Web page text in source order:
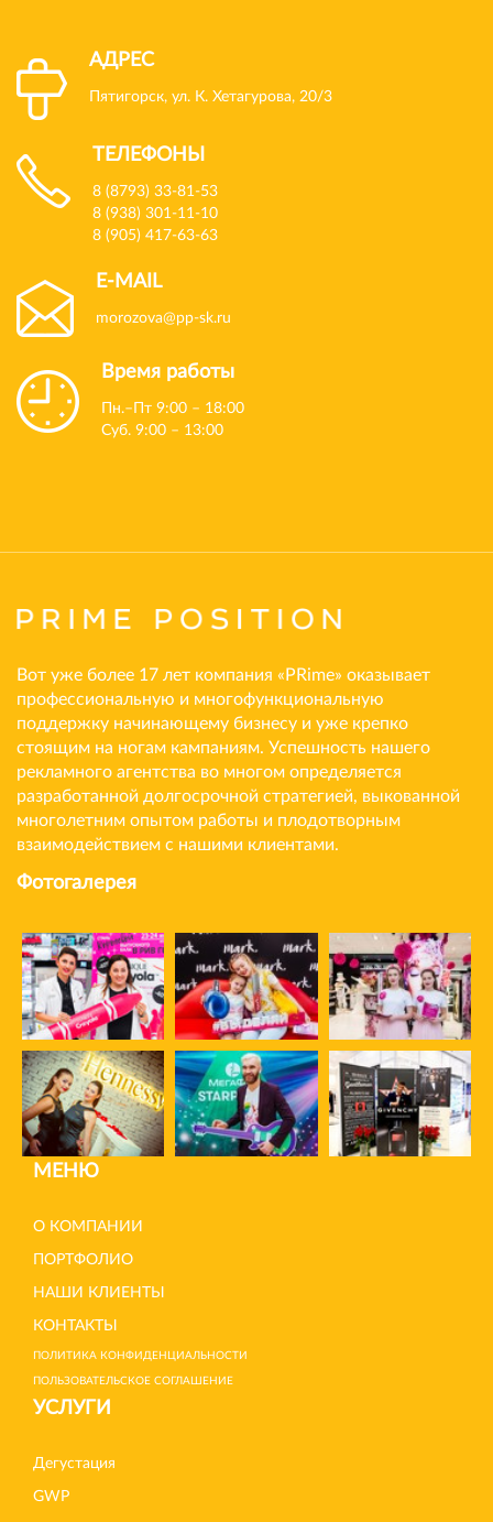
АДРЕС
Пятигорск, ул. К. Хетагурова, 20/3
ТЕЛЕФОНЫ
8 (8793) 33-81-53
8 (938) 301-11-10
8 (905) 417-63-63
E-MAIL
morozova@pp-sk.ru
Время работы
Пн.–Пт 9:00 – 18:00
Суб. 9:00 – 13:00
Вот уже более 17 лет компания «PRime» оказывает
профессиональную и многофункциональную
поддержку начинающему бизнесу и уже крепко
стоящим на ногам кампаниям. Успешность нашего
рекламного агентства во многом определяется
разработанной долгосрочной стратегией, выкованной
многолетним опытом работы и плодотворным
взаимодействием с нашими клиентами.
Фотогалерея
МЕНЮ
О КОМПАНИИ
ПОРТФОЛИО
НАШИ КЛИЕНТЫ
КОНТАКТЫ
ПОЛИТИКА КОНФИДЕНЦИАЛЬНОСТИ
ПОЛЬЗОВАТЕЛЬСКОЕ СОГЛАШЕНИЕ
УСЛУГИ
Дегустация
GWP